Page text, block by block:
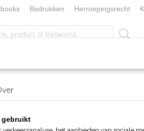
Bedrukken Herroepingsrecht
KERST/
6 panelen Micro-Edge Sport cap
6 panelen Micro-
gebruikt